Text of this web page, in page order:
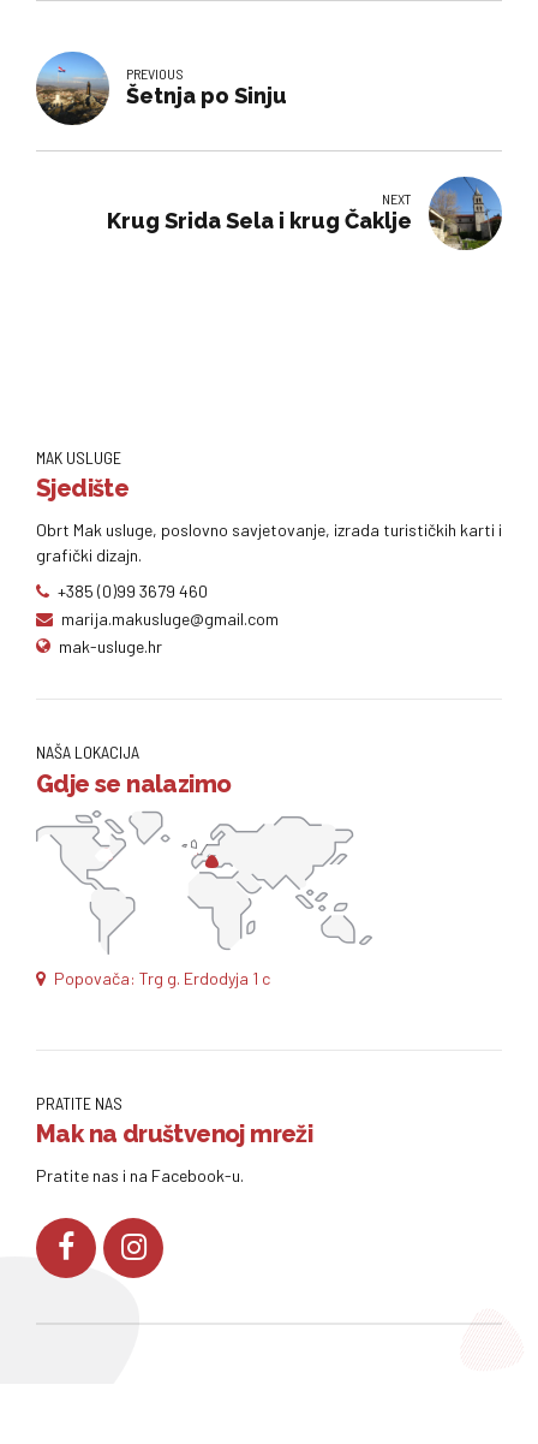
PREVIOUS
Šetnja po Sinju
NEXT
Krug Srida Sela i krug Čaklje
MAK USLUGE
Sjedište
Obrt Mak usluge, poslovno savjetovanje, izrada turističkih karti i
grafički dizajn.
+385 (0)99 3679 460
marija.makusluge@gmail.com
mak-usluge.hr
NAŠA LOKACIJA
Gdje se nalazimo
Popovača: Trg g. Erdodyja 1 c
PRATITE NAS
Mak na društvenoj mreži
Pratite nas i na Facebook-u.